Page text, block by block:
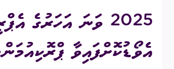
2025 ވަނަ އަހަރުގެ
އެވޯޑުކޮށްފައިވާ